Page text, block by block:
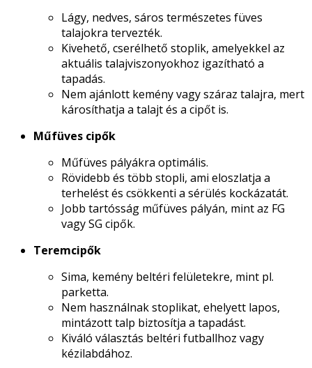
Lágy, nedves, sáros természetes füves
talajokra tervezték.
Kivehető, cserélhető stoplik, amelyekkel az
aktuális talajviszonyokhoz igazítható a
tapadás.
Nem ajánlott kemény vagy száraz talajra, mert
károsíthatja a talajt és a cipőt is.
Műfüves cipők
Műfüves pályákra optimális.
Rövidebb és több stopli, ami eloszlatja a
terhelést és csökkenti a sérülés kockázatát.
Jobb tartósság műfüves pályán, mint az FG
vagy SG cipők.
Teremcipők
Sima, kemény beltéri felületekre, mint pl.
parketta.
Nem használnak stoplikat, ehelyett lapos,
mintázott talp biztosítja a tapadást.
Kiváló választás beltéri futballhoz vagy
kézilabdához.